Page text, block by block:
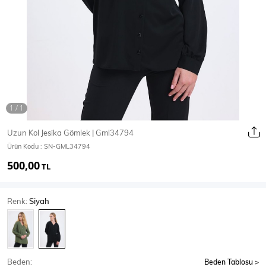
Mont & Kaban
T-Shirt
Body
Uzun Kol Jesika Gömlek | Gml34794
Ürün Kodu : SN-GML34794
500,00TL
Renk:Siyah
Beden: Beden Tablosu